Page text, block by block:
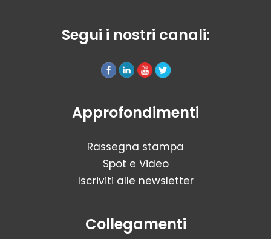
Segui i nostri canali:
Approfondimenti
Rassegna stampa
Spot e Video
Iscriviti alle newsletter
Collegamenti